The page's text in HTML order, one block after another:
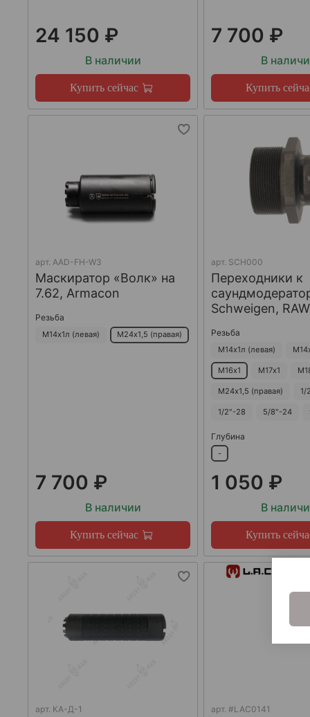
24 150 ₽
В наличии
Купить сейчас
7 700 ₽
В
Купить
арт. AAD-FH-W3
Маскиратор «Волк» на
7.62, Armacon
Резьба
М14х1л (левая) М24х1,5 (правая)
7 700 ₽
В наличии
Купить сейчас
арт. SCH000
Переходники к
Schweigen, RAW
Резьба
М14х1л (левая)
М16х1 М17х1
М24х1,5 (правая) 1/
1/2"-28 5/8"-24
Глубина
-
1 050 ₽
В
Купить
арт. КА-Д-1 арт.#LAC0141